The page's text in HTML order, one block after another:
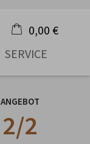
SERVICE
0,00 €
×
ANGEBOT
2/2